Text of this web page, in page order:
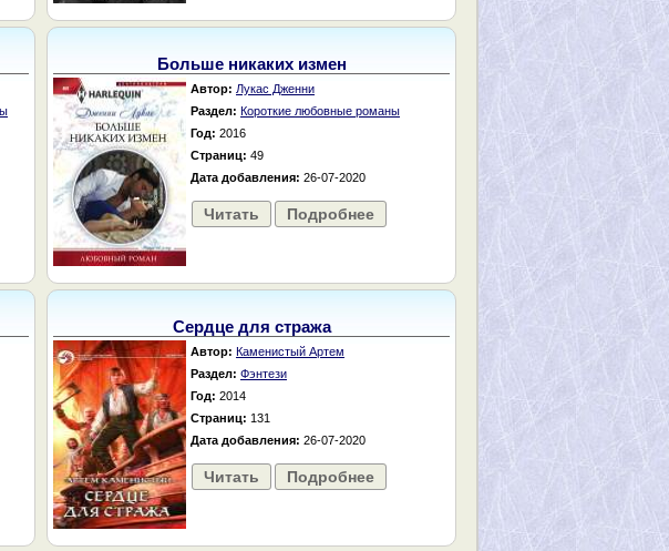
Больше никаких измен
Автор: Лукас Дженни
Раздел: Короткие любовные романы
Год: 2016
Страниц: 49
Дата добавления: 26-07-2020
Читать Подробнее
Сердце для стража
Автор: Каменистый Артем
Раздел: Фэнтези
Год: 2014
Страниц: 131
Дата добавления: 26-07-2020
Читать Подробнее